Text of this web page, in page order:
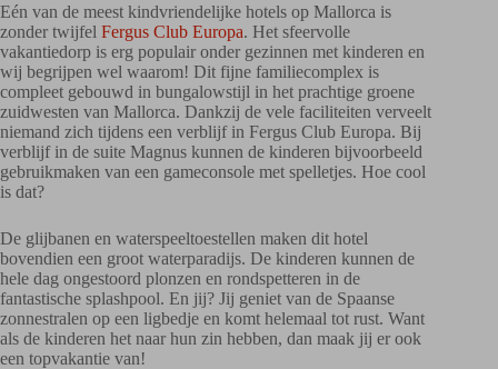
Eén van de meest kindvriendelijke hotels op Mallorca is
zonder twijfel Fergus Club Europa. Het sfeervolle
vakantiedorp is erg populair onder gezinnen met kinderen en
wij begrijpen wel waarom! Dit fijne familiecomplex is
compleet gebouwd in bungalowstijl in het prachtige groene
zuidwesten van Mallorca. Dankzij de vele faciliteiten verveelt
niemand zich tijdens een verblijf in Fergus Club Europa. Bij
verblijf in de suite Magnus kunnen de kinderen bijvoorbeeld
gebruikmaken van een gameconsole met spelletjes. Hoe cool
is dat?
De glijbanen en waterspeeltoestellen maken dit hotel
bovendien een groot waterparadijs. De kinderen kunnen de
hele dag ongestoord plonzen en rondspetteren in de
fantastische splashpool. En jij? Jij geniet van de Spaanse
zonnestralen op een ligbedje en komt helemaal tot rust. Want
als de kinderen het naar hun zin hebben, dan maak jij er ook
een topvakantie van!